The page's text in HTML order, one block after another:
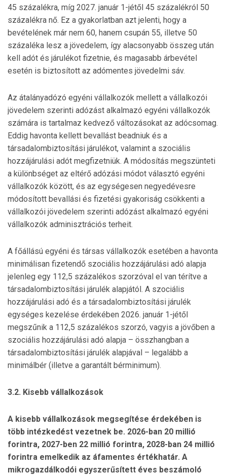
45 százalékra, míg 2027. január 1-jétől 45 százalékról 50
százalékra nő. Ez a gyakorlatban azt jelenti, hogy a
bevételének már nem 60, hanem csupán 55, illetve 50
százaléka lesz a jövedelem, így alacsonyabb összeg után
kell adót és járulékot fizetnie, és magasabb árbevétel
esetén is biztosított az adómentes jövedelmi sáv.
Az átalányadózó egyéni vállalkozók mellett a vállalkozói
jövedelem szerinti adózást alkalmazó egyéni vállalkozók
számára is tartalmaz kedvező változásokat az adócsomag.
Eddig havonta kellett bevallást beadniuk és a
társadalombiztosítási járulékot, valamint a szociális
hozzájárulási adót megfizetniük. A módosítás megszünteti
a különbséget az eltérő adózási módot választó egyéni
vállalkozók között, és az egységesen negyedévesre
módosított bevallási és fizetési gyakoriság csökkenti a
vállalkozói jövedelem szerinti adózást alkalmazó egyéni
vállalkozók adminisztrációs terheit.
A főállású egyéni és társas vállalkozók esetében a havonta
minimálisan fizetendő szociális hozzájárulási adó alapja
jelenleg egy 112,5 százalékos szorzóval el van térítve a
társadalombiztosítási járulék alapjától. A szociális
hozzájárulási adó és a társadalombiztosítási járulék
egységes kezelése érdekében 2026. január 1-jétől
megszűnik a 112,5 százalékos szorzó, vagyis a jövőben a
szociális hozzájárulási adó alapja – összhangban a
társadalombiztosítási járulék alapjával – legalább a
minimálbér (illetve a garantált bérminimum).
3.2. Kisebb vállalkozások
A kisebb vállalkozások megsegítése érdekében is
több intézkedést vezetnek be. 2026-ban 20 millió
forintra, 2027-ben 22 millió forintra, 2028-ban 24 millió
forintra emelkedik az áfamentes értékhatár. A
mikrogazdálkodói egyszerűsített éves beszámoló